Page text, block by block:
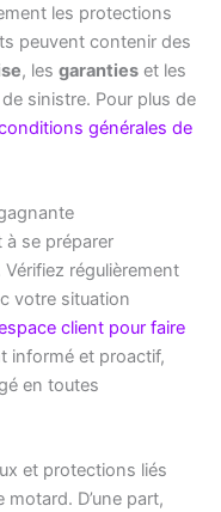
les protections
peuvent contenir des
, les garanties et les
sinistre. Pour plus de
générales de
se préparer
régulièrement
votre situation
client pour faire
informé et proactif,
en toutes
et protections liés
D’une part,